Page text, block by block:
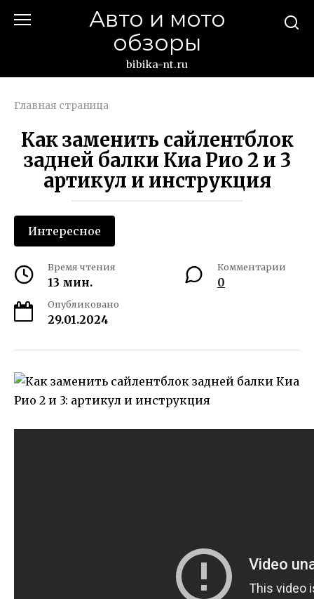
Авто и мото
обзоры
bibika-nt.ru
Главная страница
Как заменить сайлентблок
задней балки Киа Рио 2 и 3
артикул и инструкция
Интересное
Время чтения
13 мин.
Комментарии
0
Опубликовано
29.01.2024